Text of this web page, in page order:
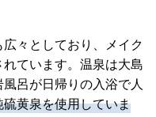
広々としており、メイク
ています。温泉は大島
呂が日帰りの入浴で人
黄泉を使用していま